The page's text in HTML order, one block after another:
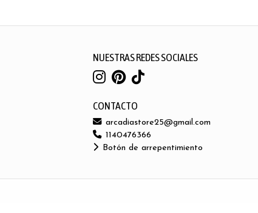
NUESTRAS REDES SOCIALES
CONTACTO
arcadiastore25@gmail.com
1140476366
Botón de arrepentimiento